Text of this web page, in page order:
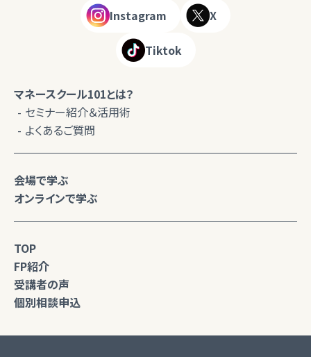
Instagram X
Tiktok
マネースクール101とは？
セミナー紹介＆活用術
よくあるご質問
会場で学ぶ
オンラインで学ぶ
TOP
FP紹介
受講者の声
個別相談申込